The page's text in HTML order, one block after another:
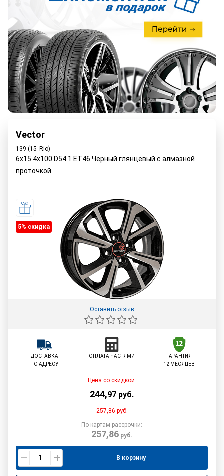
Vector
139 (15_Rio)
6x15 4x100 D54.1 ET46 Черный глянцевый с алмазной
проточкой
5% cкидка
Оставить отзыв
ДОСТАВКА
ПО АДРЕСУ
ОПЛАТА ЧАСТЯМИ
ГАРАНТИЯ
12 МЕСЯЦЕВ
Цена со скидкой:
244,97 руб.
257,86руб.
По картам рассрочки:
257,86руб.
В корзину